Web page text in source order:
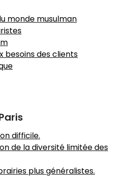
monde musulman
besoins des clients
difficile.
de la diversité limitée des
plus généralistes.